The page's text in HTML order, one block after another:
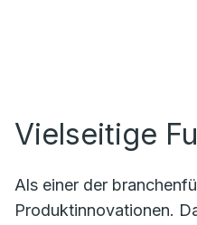
Vielseitige
Als einer der
Produktinnovationen.